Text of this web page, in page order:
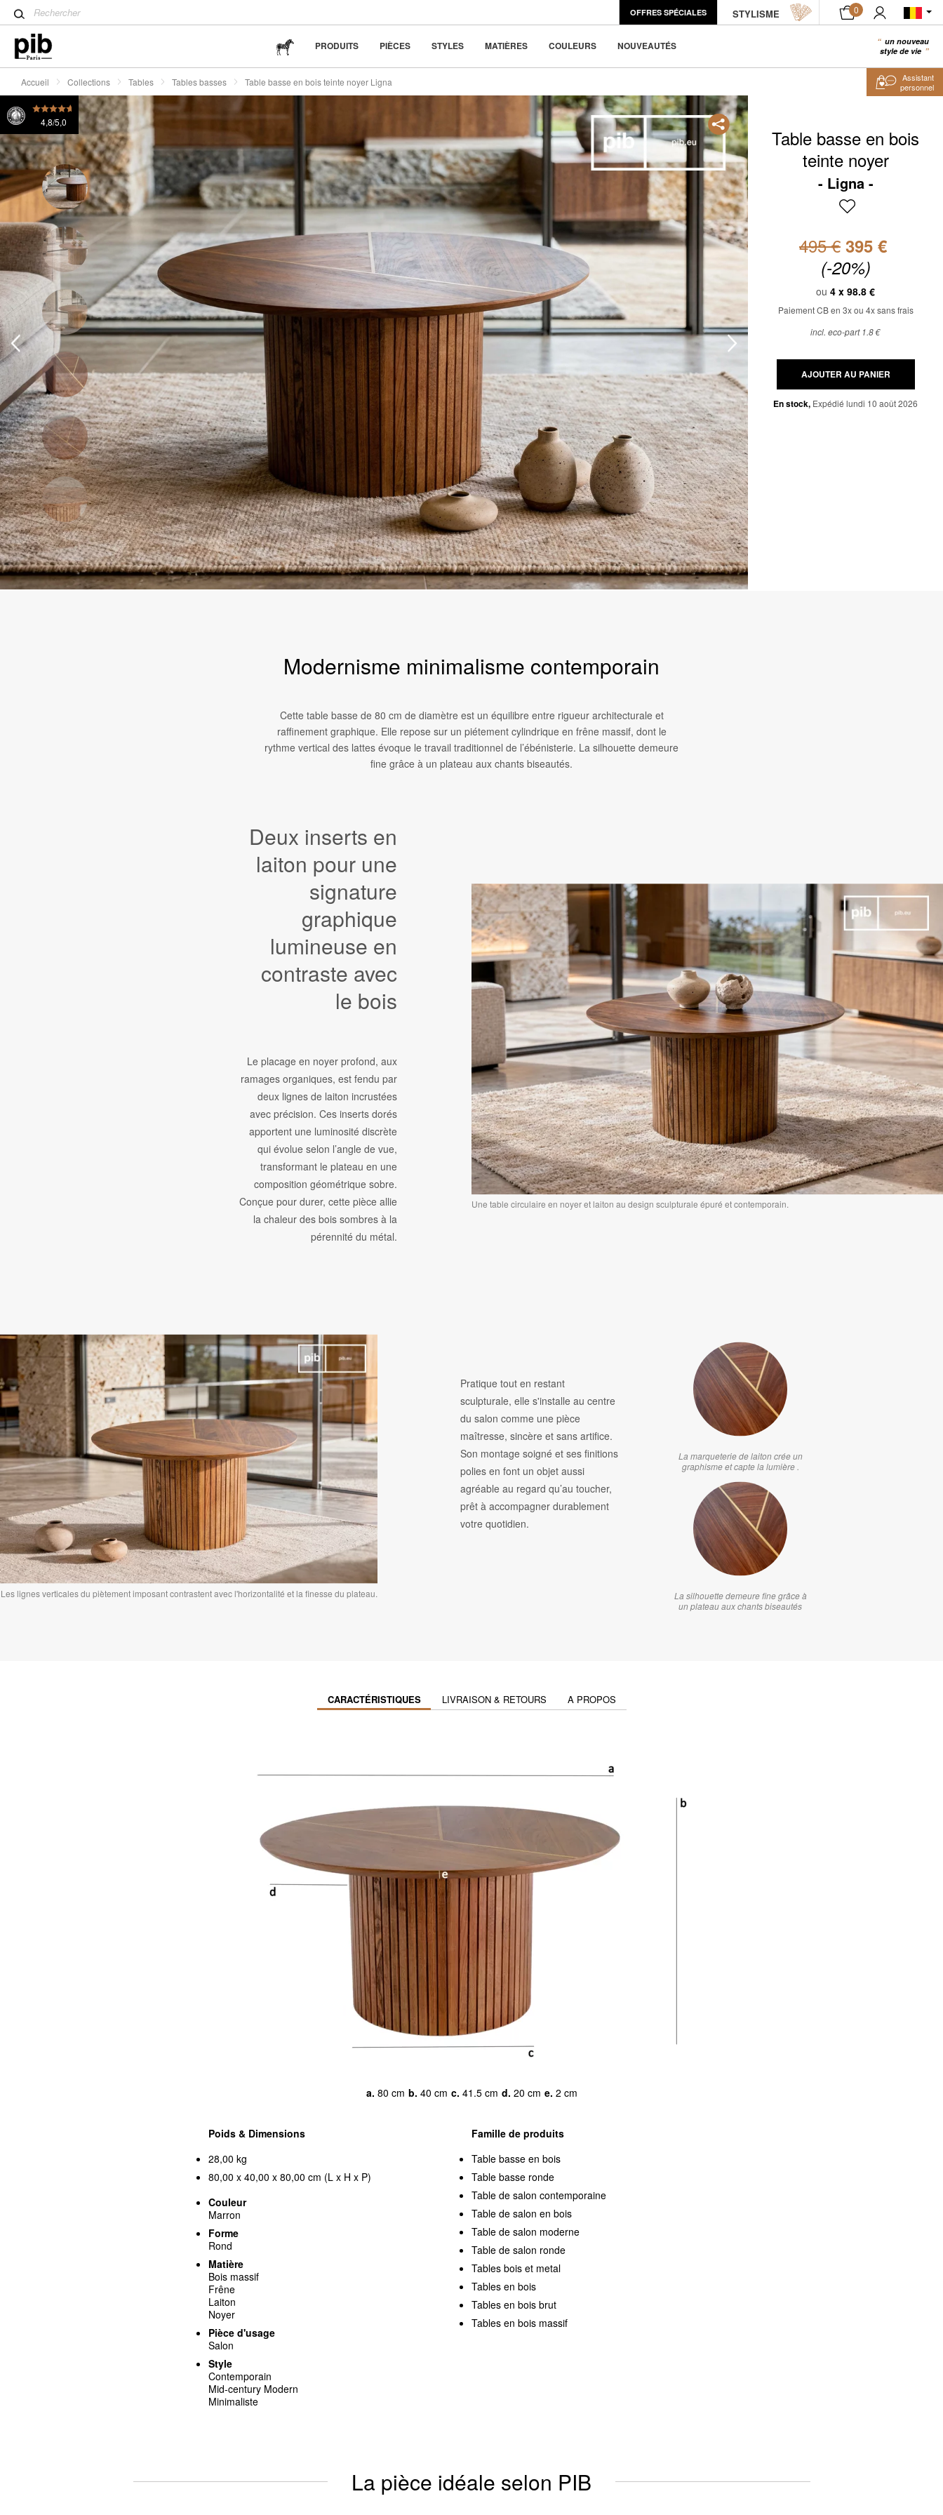
OFFRES SPÉCIALES STYLISME 0
Wabi-Sabi : L'art de trouver la beauté dans la
PRODUITS PIÈCES STYLES MATIÈRES COULEURS NOUVEAUTÉS
un nouveau
style de vie
Table basse en bois teinte noyer Ligna AJOUTER AU PANIER
Accueil Collections Tables Tables basses Table basse en bois teinte noyer Ligna
Table basse en bois
teinte noyer
Ligna
495 € 395 €
(-20%)
ou 4 x 98.8 €
Paiement CB en 3x ou 4x sans frais
incl. eco-part 1.8 €
AJOUTER AU PANIER
En stock, Expédié lundi 10 août 2026
Modernisme minimalisme contemporain
Cette table basse de 80 cm de diamètre est un équilibre entre rigueur architecturale et
raffinement graphique. Elle repose sur un piétement cylindrique en frêne massif, dont le
rythme vertical des lattes évoque le travail traditionnel de l’ébénisterie. La silhouette demeure
fine grâce à un plateau aux chants biseautés.
Une table circulaire en noyer et laiton au design sculpturale épuré et contemporain.
Deux inserts en
laiton pour une
signature
graphique
lumineuse en
contraste avec
le bois
Le placage en noyer profond, aux
ramages organiques, est fendu par
deux lignes de laiton incrustées
avec précision. Ces inserts dorés
apportent une luminosité discrète
qui évolue selon l’angle de vue,
transformant le plateau en une
composition géométrique sobre.
Conçue pour durer, cette pièce allie
la chaleur des bois sombres à la
pérennité du métal.
Les lignes verticales du piètement imposant contrastent avec l'horizontalité et la finesse du plateau.
Pratique tout en restant
sculpturale, elle s'installe au centre
du salon comme une pièce
maîtresse, sincère et sans artifice.
Son montage soigné et ses finitions
polies en font un objet aussi
agréable au regard qu’au toucher,
prêt à accompagner durablement
votre quotidien.
La marqueterie de laiton crée un
graphisme et capte la lumière .
La silhouette demeure fine grâce à
un plateau aux chants biseautés
CARACTÉRISTIQUES LIVRAISON & RETOURS A PROPOS
a. 80 cm b. 40 cm c. 41.5 cm d. 20 cm e. 2 cm
Poids & Dimensions
28,00 kg
80,00 x 40,00 x 80,00 cm (L x H x P)
Couleur
Marron
Forme
Rond
Matière
Bois massif
Frêne
Laiton
Noyer
Pièce d'usage
Salon
Style
Contemporain
Mid-century Modern
Minimaliste
Famille de produits
Table basse en bois
Table basse ronde
Table de salon contemporaine
Table de salon en bois
Table de salon moderne
Table de salon ronde
Tables bois et metal
Tables en bois
Tables en bois brut
Tables en bois massif
La pièce idéale selon PIB
4,8/5,0
Assistant
personnel